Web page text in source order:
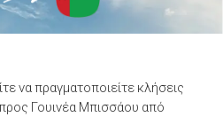
να πραγματοποιείτε κλήσεις
Γουινέα Μπισσάου από